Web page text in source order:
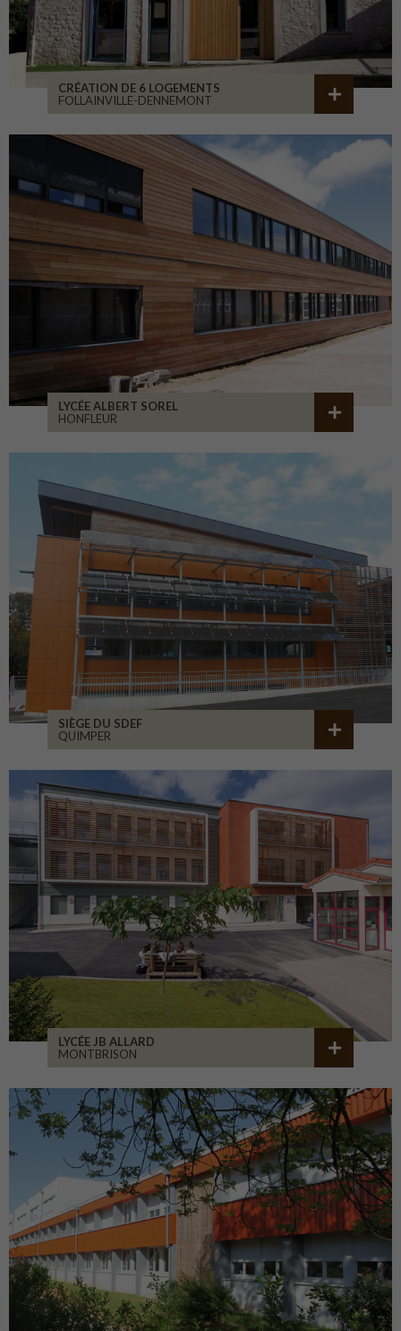
CRÉATION DE 6 LOGEMENTS
FOLLAINVILLE-DENNEMONT
LYCÉE ALBERT SOREL
HONFLEUR
SIÈGE DU SDEF
QUIMPER
LYCÉE JB ALLARD
MONTBRISON